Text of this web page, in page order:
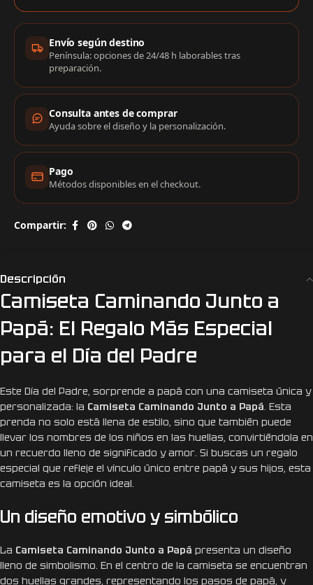
Información de compra
Envío según destino
Península: opciones de 24/48 h laborables tras
preparación.
Consulta antes de comprar
Ayuda sobre el diseño y la personalización.
Pago
Métodos disponibles en el checkout.
Compartir:
Descripción
Camiseta Caminando Junto a
Papá: El Regalo Más Especial
para el Día del Padre
Este Día del Padre, sorprende a papá con una camiseta única y
personalizada: la Camiseta Caminando Junto a Papá. Esta
prenda no solo está llena de estilo, sino que también puede
llevar los nombres de los niños en las huellas, convirtiéndola en
un recuerdo lleno de significado y amor. Si buscas un regalo
especial que refleje el vínculo único entre papá y sus hijos, esta
camiseta es la opción ideal.
Un diseño emotivo y simbólico
La Camiseta Caminando Junto a Papá presenta un diseño
lleno de simbolismo. En el centro de la camiseta se encuentran
dos huellas grandes, representando los pasos de papá, y